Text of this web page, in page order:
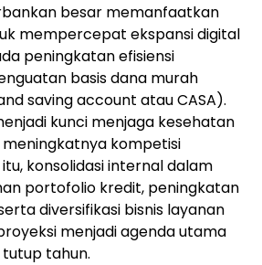
besar memanfaatkan
mempercepat ekspansi digital
peningkatan efisiensi
basis dana murah
saving account atau CASA).
kunci menjaga kesehatan
kompetisi
konsolidasi internal dalam
portofolio kredit, peningkatan
diversifikasi bisnis layanan
menjadi agenda utama
tahun.